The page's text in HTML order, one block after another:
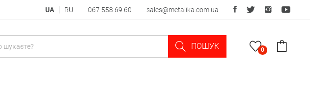
UA RU 067 558 69 60 sales@metalika.com.ua
ПОШУК 0